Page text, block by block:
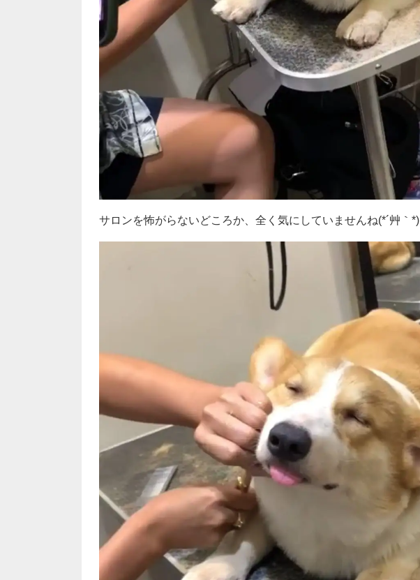
サロンを怖がらないどころか、全く気にしていませんね(*´艸｀*)